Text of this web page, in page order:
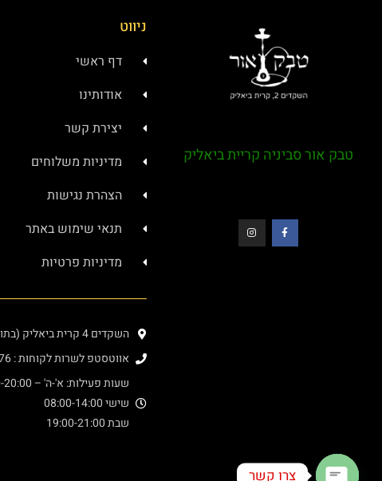
טבק אור סביניה קריית ביאליק
ניווט
דף ראשי
אודותינו
יצירת קשר
מדיניות משלוחים
הצהרת נגישות
תנאי שימוש באתר
מדיניות פרטיות
השקדים 4 קרית ביאליק (בתוך מרכז סביניה)
אווטסטפ לשרות לקוחות : 052-4000276
שעות פעילות: א'-ה' – 08:00-20:00
שישי 08:00-14:00
שבת 19:00-21:00
צרו קשר